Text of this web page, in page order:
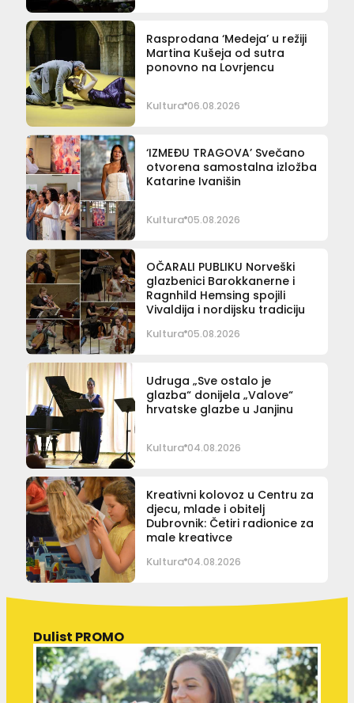
Rasprodana ‘Medeja’ u režiji
Martina Kušeja od sutra
ponovno na Lovrjencu
Kultura 06.08.2026
‘IZMEĐU TRAGOVA’ Svečano
otvorena samostalna izložba
Katarine Ivanišin
Kultura 05.08.2026
OČARALI PUBLIKU Norveški
glazbenici Barokkanerne i
Ragnhild Hemsing spojili
Vivaldija i nordijsku tradiciju
Kultura 05.08.2026
Udruga „Sve ostalo je
glazba“ donijela „Valove“
hrvatske glazbe u Janjinu
Kultura 04.08.2026
Kreativni kolovoz u Centru za
djecu, mlade i obitelj
Dubrovnik: Četiri radionice za
male kreativce
Kultura 04.08.2026
Dulist PROMO